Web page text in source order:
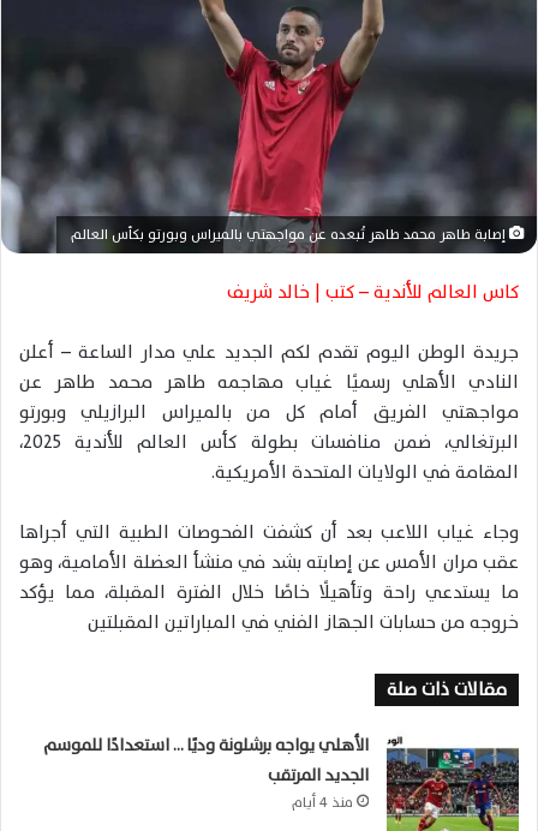
ر
و
ن
إصابة طاهر محمد طاهر تُبعده عن مواجهتي بالميراس وبورتو بكأس العالم
كاس العالم للأندية – كتب | خالد شريف
جريدة الوطن اليوم تقدم لكم الجديد علي مدار الساعة – أعلن
النادي الأهلي رسميًا غياب مهاجمه طاهر محمد طاهر عن
مواجهتي الفريق أمام كل من بالميراس البرازيلي وبورتو
البرتغالي، ضمن منافسات بطولة كأس العالم للأندية 2025،
المقامة في الولايات المتحدة الأمريكية.
وجاء غياب اللاعب بعد أن كشفت الفحوصات الطبية التي أجراها
عقب مران الأمس عن إصابته بشد في منشأ العضلة الأمامية، وهو
ما يستدعي راحة وتأهيلًا خاصًا خلال الفترة المقبلة، مما يؤكد
خروجه من حسابات الجهاز الفني في المباراتين المقبلتين
مقالات ذات صلة
الأهلي يواجه برشلونة وديًا … استعدادًا للموسم
الجديد المرتقب
منذ 4 أيام